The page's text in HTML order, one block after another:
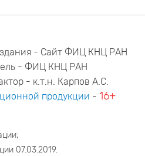
- Сайт ФИЦ КНЦ РАН
- ФИЦ КНЦ РАН
- к.т.н. Карпов А.С.
продукции -16+
07.03.2019.